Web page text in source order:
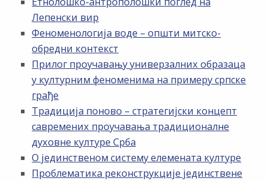
Лепенски вир
Феноменологија воде – општи митско-
обредни контекст
Прилог проучавању универзалних образаца
у културним феноменима на примеру српске
грађе
Традиција поново – стратегијски концепт
савремених проучавања традиционалне
духовне културе Срба
О јединственом систему елемената културе
Проблематика реконструкције јединствене